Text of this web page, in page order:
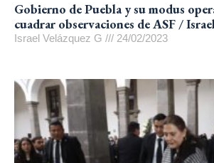
Gobierno de Puebla y su modus
cuadrar observaciones de ASF /
Israel Velázquez G 24/02/2023